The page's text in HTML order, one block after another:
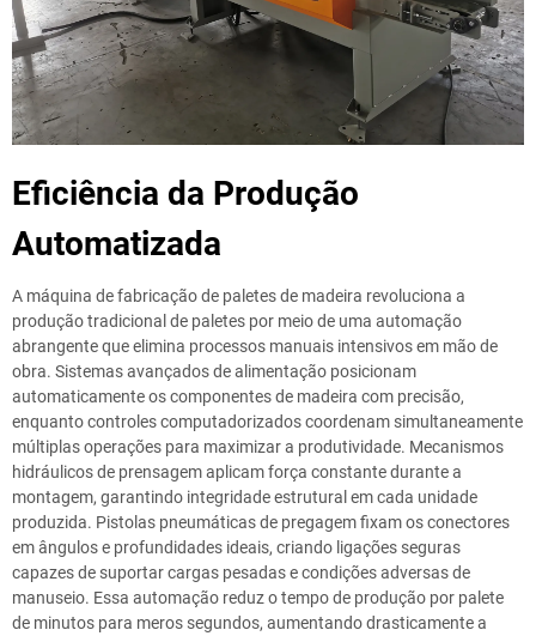
Eficiência da Produção
Automatizada
A máquina de fabricação de paletes de madeira revoluciona a
produção tradicional de paletes por meio de uma automação
abrangente que elimina processos manuais intensivos em mão de
obra. Sistemas avançados de alimentação posicionam
automaticamente os componentes de madeira com precisão,
enquanto controles computadorizados coordenam simultaneamente
múltiplas operações para maximizar a produtividade. Mecanismos
hidráulicos de prensagem aplicam força constante durante a
montagem, garantindo integridade estrutural em cada unidade
produzida. Pistolas pneumáticas de pregagem fixam os conectores
em ângulos e profundidades ideais, criando ligações seguras
capazes de suportar cargas pesadas e condições adversas de
manuseio. Essa automação reduz o tempo de produção por palete
de minutos para meros segundos, aumentando drasticamente a